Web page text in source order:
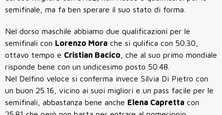
semifinale, ma fa ben sperare il suo stato di forma.
Nel dorso maschile abbiamo due qualificazioni per le
semifinali con Lorenzo Mora che si qulifica con 50.30,
ottavo tempo e Cristian Bacico , che al suo primo mondiale
risponde bene con un undicesimo posto 50.48.
Nel Delfino veloce si conferma invece Silvia Di Pietro con
un buon 25.16, vicino ai suoi migliori e un pass facile per le
semifinali, abbastanza bene anche Elena Capretta con